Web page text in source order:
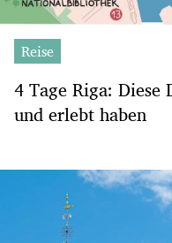
Reise
4 Tage Riga: Diese
und erlebt haben